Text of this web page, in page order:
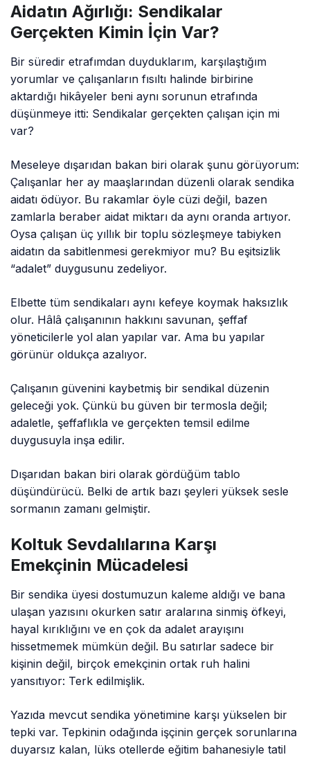
Aidatın Ağırlığı: Sendikalar
Gerçekten Kimin İçin Var?
Bir süredir etrafımdan duyduklarım, karşılaştığım
yorumlar ve çalışanların fısıltı halinde birbirine
aktardığı hikâyeler beni aynı sorunun etrafında
düşünmeye itti: Sendikalar gerçekten çalışan için mi
var?
Meseleye dışarıdan bakan biri olarak şunu görüyorum:
Çalışanlar her ay maaşlarından düzenli olarak sendika
aidatı ödüyor. Bu rakamlar öyle cüzi değil, bazen
zamlarla beraber aidat miktarı da aynı oranda artıyor.
Oysa çalışan üç yıllık bir toplu sözleşmeye tabiyken
aidatın da sabitlenmesi gerekmiyor mu? Bu eşitsizlik
“adalet” duygusunu zedeliyor.
Elbette tüm sendikaları aynı kefeye koymak haksızlık
olur. Hâlâ çalışanının hakkını savunan, şeffaf
yöneticilerle yol alan yapılar var. Ama bu yapılar
görünür oldukça azalıyor.
Çalışanın güvenini kaybetmiş bir sendikal düzenin
geleceği yok. Çünkü bu güven bir termosla değil;
adaletle, şeffaflıkla ve gerçekten temsil edilme
duygusuyla inşa edilir.
Dışarıdan bakan biri olarak gördüğüm tablo
düşündürücü. Belki de artık bazı şeyleri yüksek sesle
sormanın zamanı gelmiştir.
Koltuk Sevdalılarına Karşı
Emekçinin Mücadelesi
Bir sendika üyesi dostumuzun kaleme aldığı ve bana
ulaşan yazısını okurken satır aralarına sinmiş öfkeyi,
hayal kırıklığını ve en çok da adalet arayışını
hissetmemek mümkün değil. Bu satırlar sadece bir
kişinin değil, birçok emekçinin ortak ruh halini
yansıtıyor: Terk edilmişlik.
Yazıda mevcut sendika yönetimine karşı yükselen bir
tepki var. Tepkinin odağında işçinin gerçek sorunlarına
duyarsız kalan, lüks otellerde eğitim bahanesiyle tatil